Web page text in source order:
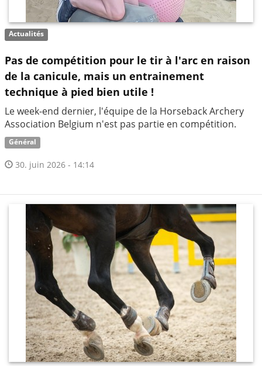
Actualités
Pas de compétition pour le tir à l'arc en raison
de la canicule, mais un entrainement
technique à pied bien utile !
Le week-end dernier, l'équipe de la Horseback Archery
Association Belgium n'est pas partie en compétition.
Général
30. juin 2026 - 14:14